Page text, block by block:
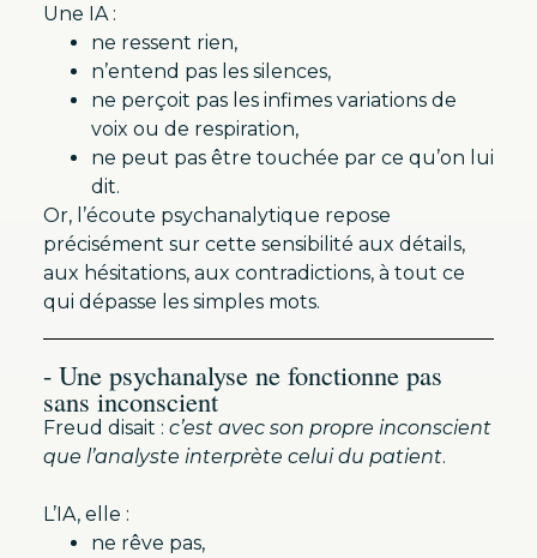
Une IA :
ne ressent rien,
n’entend pas les silences,
ne perçoit pas les infimes variations de
voix ou de respiration,
ne peut pas être touchée par ce qu’on lui
dit.
Or, l’écoute psychanalytique repose
précisément sur cette sensibilité aux détails,
aux hésitations, aux contradictions, à tout ce
qui dépasse les simples mots.
- Une psychanalyse ne fonctionne pas
sans inconscient
Freud disait : c’est avec son propre inconscient
que l’analyste interprète celui du patient.
L’IA, elle :
ne rêve pas,